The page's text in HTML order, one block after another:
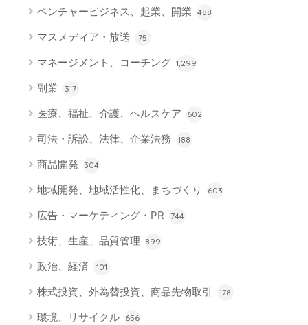
ベンチャービジネス、起業、開業 488
マスメディア・放送 75
マネージメント、コーチング 1,299
副業 317
医療、福祉、介護、ヘルスケア 602
司法・訴訟、法律、企業法務 188
商品開発 304
地域開発、地域活性化、まちづくり 603
広告・マーケティング・PR 744
技術、生産、品質管理 899
政治、経済 101
株式投資、外為替投資、商品先物取引 178
環境、リサイクル 656